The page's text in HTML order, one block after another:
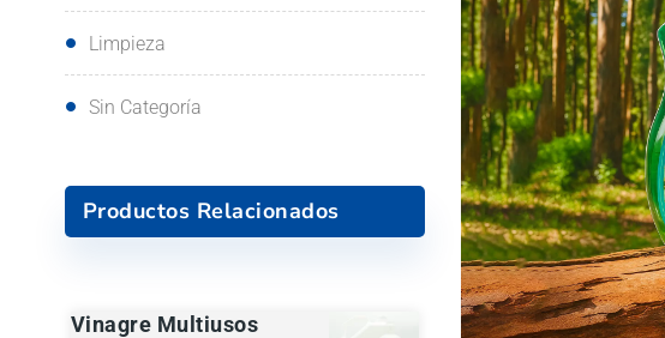
Limpieza
Sin Categoría
Productos Relacionados
Vinagre Multiusos